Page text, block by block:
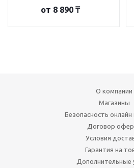
от 8 890 ₸
О компании
Магазины
Безопасность
Договор
Условия
Гарантия на
Дополнительные